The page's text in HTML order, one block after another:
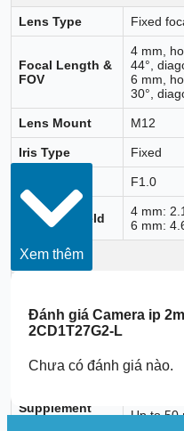
Lens Type Fixed
Focal Length &
FOV
4 mm,
44°,
6 mm,
30°,
Lens Mount M12
Iris Type Fixed
F1.0
Depth of Field
4 mm:
6 mm:
DORI
Illuminator
Supplement
White
Supplement
Up to 50
Xem thêm
Đánh giáCamera ip
2CD1T27G2-L
Chưa có đánh giá nào.